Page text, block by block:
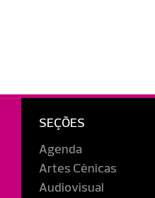
SEÇÕES
Agenda
Artes Cênicas
Audiovisual